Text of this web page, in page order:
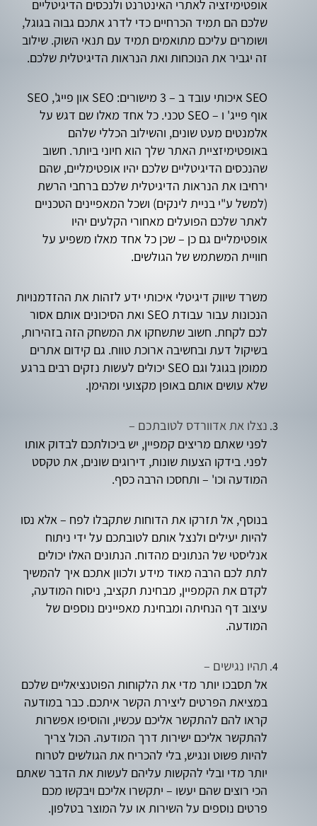
אופטימיזציה לאתרי האינטרנט ולנכסים הדיגיטליים
שלכם הם תמיד הכרחיים כדי לדרג אתכם גבוה בגוגל,
ושומרים עליכם מתואמים תמיד עם תנאי השוק. שילוב
זה יגביר את הנוכחות ואת הנראות הדיגיטלית שלכם.
SEO איכותי עובד ב – 3 מישורים: SEO און פייג', SEO
אוף פייג' ו – SEO טכני. כל אחד מאלו שם דגש על
אלמנטים מעט שונים, והשילוב הכללי שלהם
באופטימיזציית האתר שלך הוא חיוני ביותר. חשוב
שהנכסים הדיגיטליים שלכם יהיו אופטימליים, שהם
ירחיבו את הנראות הדיגיטלית שלכם ברחבי הרשת
(למשל ע"י בניית לינקים) ושכל המאפיינים הטכניים
לאתר שלכם הפועלים מאחורי הקלעים יהיו
אופטימליים גם כן – שכן כל אחד מאלו משפיע על
חוויית המשתמש של הגולשים.
משרד שיווק דיגיטלי איכותי ידע לזהות את ההזדמנויות
הנכונות עבור עבודת SEO ואת הסיכונים אותם אסור
לכם לקחת. חשוב שתשחקו את המשחק הזה בזהירות,
בשיקול דעת ובחשיבה ארוכת טווח. גם קידום אתרים
ממומן בגוגל וגם SEO יכולים לעשות נזקים רבים ברגע
שלא עושים אותם באופן מקצועי ומהימן.
נצלו את אדוורדס לטובתכם –
לפני שאתם מריצים קמפיין, יש ביכולתכם לבדוק אותו
לפני. בידקו הצעות שונות, דירוגים שונים, את טקסט
המודעה וכו' – ותחסכו הרבה כסף.
בנוסף, אל תזרקו את הדוחות שתקבלו לפח – אלא נסו
להיות יעילים ולנצל אותם לטובתכם על ידי ניתוח
אנליסטי של הנתונים מהדוח. הנתונים האלו יכולים
לתת לכם הרבה מאוד מידע ולכוון אתכם איך להמשיך
לקדם את הקמפיין, מבחינת תקציב, ניסוח המודעה,
עיצוב דף הנחיתה ומבחינת מאפיינים נוספים של
המודעה.
תהיו נגישים –
אל תסבכו יותר מדי את הלקוחות הפוטנציאליים שלכם
במציאת הפרטים ליצירת הקשר איתכם. כבר במודעה
קראו להם להתקשר אליכם עכשיו, והוסיפו אפשרות
להתקשר אליכם ישירות דרך המודעה. הכול צריך
להיות פשוט ונגיש, בלי להכריח את הגולשים לטרוח
יותר מדי ובלי להקשות עליהם לעשות את הדבר שאתם
הכי רוצים שהם יעשו – יתקשרו אליכם ויבקשו מכם
פרטים נוספים על השירות או על המוצר בטלפון.